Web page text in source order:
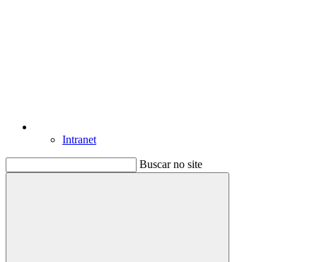
Intranet
Buscar no site